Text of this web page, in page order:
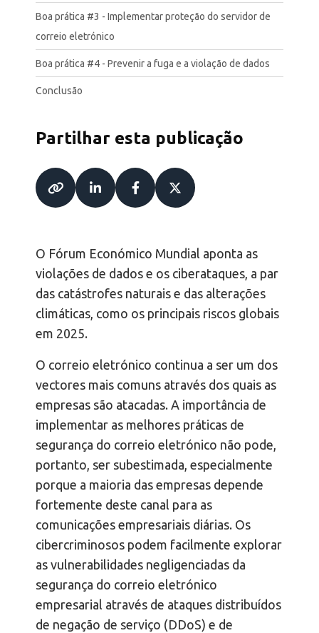
O Fórum Económico Mundial aponta as
violações de dados e os ciberataques, a par
das catástrofes naturais e das alterações
climáticas, como os principais riscos globais
em 2025.
O correio eletrónico continua a ser um dos
vectores mais comuns através dos quais as
empresas são atacadas. A importância de
implementar as melhores práticas de
segurança do correio eletrónico não pode,
portanto, ser subestimada, especialmente
porque a maioria das empresas depende
fortemente deste canal para as
comunicações empresariais diárias. Os
cibercriminosos podem facilmente explorar
as vulnerabilidades negligenciadas da
segurança do correio eletrónico
empresarial através de ataques distribuídos
de negação de serviço (DDoS) e de
Boa prática #3 - Implementar proteção do servidor de
correio eletrónico
Boa prática #4 - Prevenir a fuga e a violação de dados
Conclusão
Partilhar esta publicação